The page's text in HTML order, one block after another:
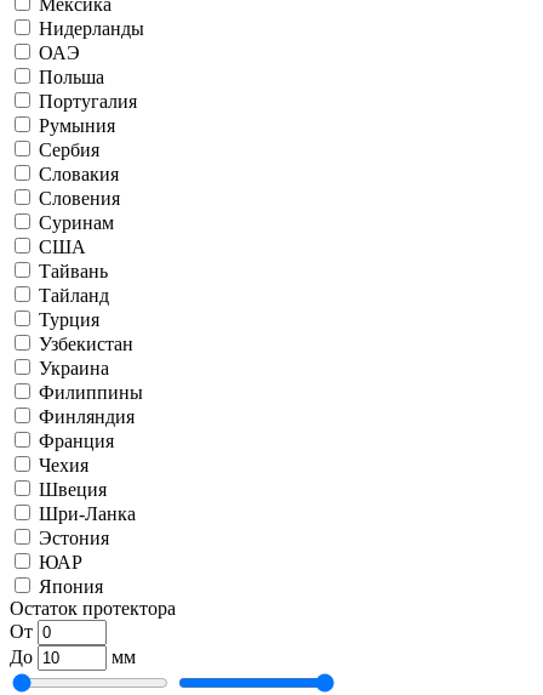
Нидерланды
ОАЭ
Польша
Португалия
Румыния
Сербия
Словакия
Словения
Суринам
США
Тайвань
Тайланд
Турция
Узбекистан
Украина
Филиппины
Финляндия
Франция
Чехия
Швеция
Шри-Ланка
Эстония
ЮАР
Япония
Остаток протектора
От
До
мм